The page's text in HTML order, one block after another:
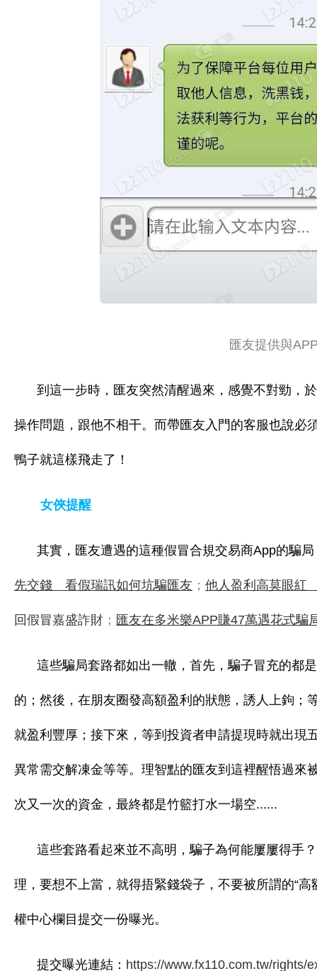
匯友提供與
到這一步時，匯友突然清醒過來，感覺不對勁，
操作問題，跟他不相干。而帶匯友入門的客服也說必
鴨子就這樣飛走了！
女俠提醒
其實，匯友遭遇的這種假冒合規交易商App的騙
先交錢 看假瑞訊如何坑騙匯友 ； 他人盈利高莫眼紅
回假冒嘉盛詐財 ； 匯友在多米樂APP賺47萬遇花式騙
這些騙局套路都如出一轍，首先，騙子冒充的都
的；然後， 在朋友圈發高額盈利的狀態 ，誘人上鉤；
就盈利豐厚 ；接下來，等到投資者申請提現時就出現
異常需交解凍金等等。理智點的匯友到這裡醒悟過來
次又一次的資金，最終都是竹籃打水一場空......
這些套路看起來並不高明，騙子為何能屢屢得手
理 ，要想不上當，就得捂緊錢袋子，不要被所謂的“
權中心欄目提交一份曝光。
提交曝光連結 ： https://www.fx110.com.tw/rights/